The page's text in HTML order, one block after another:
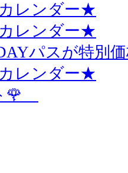
レンダー★
レンダー★
パスが特別
レンダー★
🌹